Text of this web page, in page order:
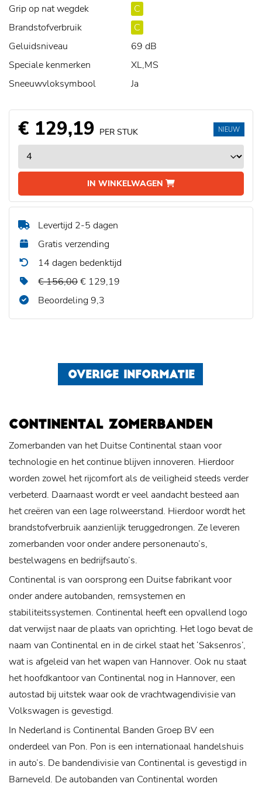
Grip op nat wegdek
C
Brandstofverbruik
C
Geluidsniveau
69 dB
Speciale kenmerken
XL,MS
Sneeuwvloksymbool
Ja
€ 129,19 PER STUK
IN WINKELWAGEN
NIEUW
Levertijd 2-5 dagen
Gratis verzending
14 dagen bedenktijd
€ 156,00€ 129,19
Beoordeling 9,3
OVERIGE INFORMATIE
CONTINENTAL ZOMERBANDEN
Zomerbanden van het Duitse Continental staan voor
technologie en het continue blijven innoveren. Hierdoor
worden zowel het rijcomfort als de veiligheid steeds verder
verbeterd. Daarnaast wordt er veel aandacht besteed aan
het creëren van een lage rolweerstand. Hierdoor wordt het
brandstofverbruik aanzienlijk teruggedrongen. Ze leveren
zomerbanden voor onder andere personenauto’s,
bestelwagens en bedrijfsauto’s.
Continental is van oorsprong een Duitse fabrikant voor
onder andere autobanden, remsystemen en
stabiliteitssystemen. Continental heeft een opvallend logo
dat verwijst naar de plaats van oprichting. Het logo bevat de
naam van Continental en in de cirkel staat het ‘Saksenros’,
wat is afgeleid van het wapen van Hannover. Ook nu staat
het hoofdkantoor van Continental nog in Hannover, een
autostad bij uitstek waar ook de vrachtwagendivisie van
Volkswagen is gevestigd.
In Nederland is Continental Banden Groep BV een
onderdeel van Pon. Pon is een internationaal handelshuis
in auto’s. De bandendivisie van Continental is gevestigd in
Barneveld. De autobanden van Continental worden